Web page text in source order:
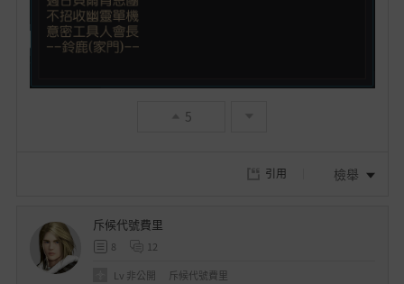
5
引用 檢舉
斥候代號費里
8
12
Lv 非公開 斥候代號費里